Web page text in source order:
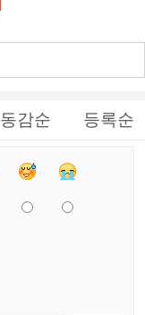
동감순 등록순